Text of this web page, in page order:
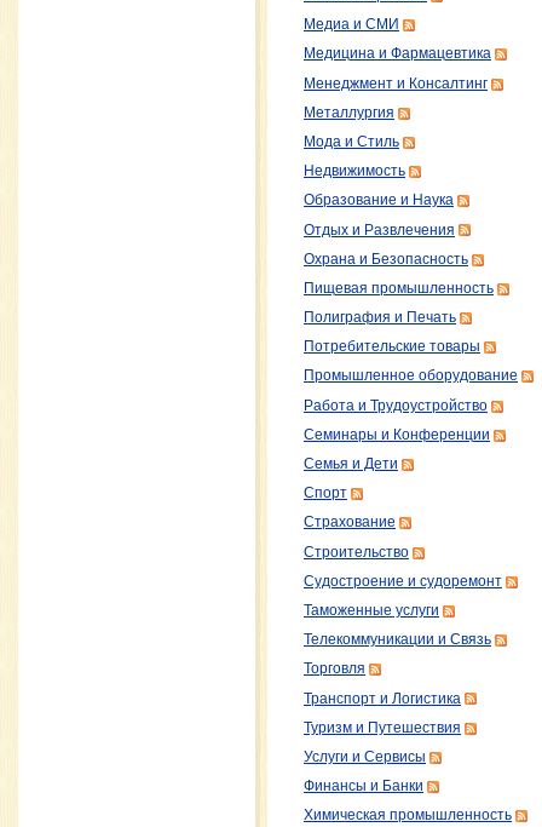
Медиа и СМИ
Медицина и Фармацевтика
Менеджмент и Консалтинг
Металлургия
Мода и Стиль
Недвижимость
Образование и Наука
Отдых и Развлечения
Охрана и Безопасность
Пищевая промышленность
Полиграфия и Печать
Потребительские товары
Промышленное оборудование
Работа и Трудоустройство
Семинары и Конференции
Семья и Дети
Спорт
Страхование
Строительство
Судостроение и судоремонт
Таможенные услуги
Телекоммуникации и Связь
Торговля
Транспорт и Логистика
Туризм и Путешествия
Услуги и Сервисы
Финансы и Банки
Химическая промышленность